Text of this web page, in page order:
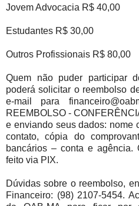
Jovem Advocacia R$ 40,00
Estudantes R$ 30,00
Outros Profissionais R$ 80,00
Quem não puder participar
poderá solicitar o reembolso
e-mail para
REEMBOLSO -
e enviando seus dados: nome
contato, cópia do
bancários – conta e agência.
feito via PIX.
Dúvidas sobre o reembolso,
Financeiro: (98) 2107-5454.